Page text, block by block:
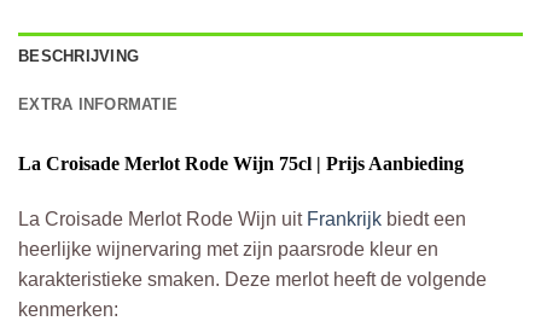
BESCHRIJVING
EXTRA INFORMATIE
La Croisade Merlot Rode Wijn 75cl | Prijs Aanbieding
La Croisade Merlot Rode Wijn uit Frankrijk biedt een
heerlijke wijnervaring met zijn paarsrode kleur en
karakteristieke smaken. Deze merlot heeft de volgende
kenmerken: